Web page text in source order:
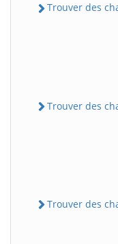
Trouver des
Trouver des
Trouver des